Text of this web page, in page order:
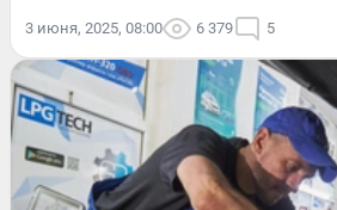
3 июня, 2025, 08:00 6 379 5